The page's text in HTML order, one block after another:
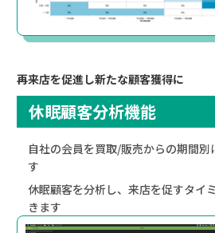
再来店を促進し新たな顧客獲得に
休眠顧客分析機能
自社の会員を買取/販売からの期間別
す
休眠顧客を分析し、来店を促すタイ
きます